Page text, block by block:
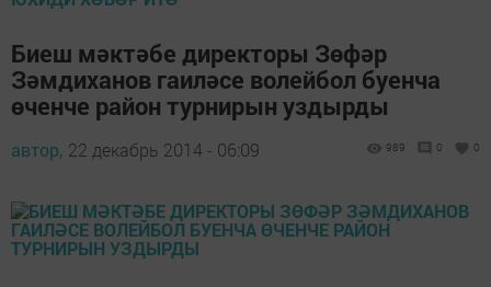
Биеш мәктәбе директоры Зөфәр
Зәмдиханов гаиләсе волейбол буенча
өченче район турнирын уздырды
автор, 22 декабрь 2014 - 06:09 989 0 0